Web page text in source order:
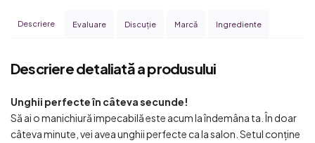
Descriere Evaluare Discuţie Marcă Ingrediente
Descriere detaliată a produsului
Unghii perfecte în câteva secunde!
Să ai o manichiură impecabilă este acum la îndemâna ta. În doar
câteva minute, vei avea unghii perfecte ca la salon. Setul conține